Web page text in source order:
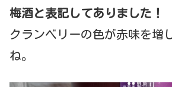
梅酒と表記してありました！
クランベリーの色が赤味を増
ね。